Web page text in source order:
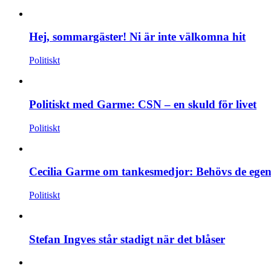
Hej, sommargäster! Ni är inte välkomna hit
Politiskt
Politiskt med Garme: CSN – en skuld för livet
Politiskt
Cecilia Garme om tankesmedjor: Behövs de
Politiskt
Stefan Ingves står stadigt när det blåser